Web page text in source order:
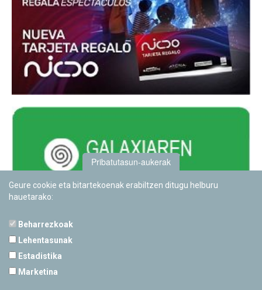
Pribatutasun-aukerak
Geure cookie eta bitartekoenak erabiltzen ditugu helburu
hauetarako:
Beharrezkoak
Lehentasunak
Estadistika
Marketina